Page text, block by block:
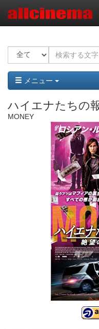
メニュー
ハイエナたちの
MONEY